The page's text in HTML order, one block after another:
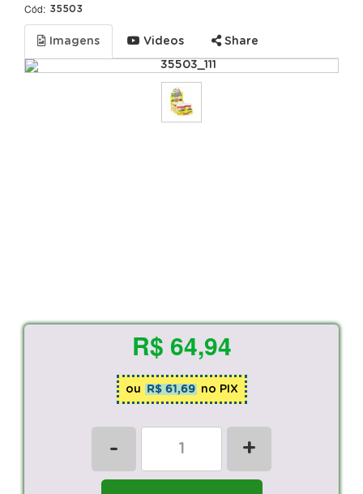
Cód: 35503
Imagens Videos Share
R$ 64,94
ou R$ 61,69 no PIX
- +